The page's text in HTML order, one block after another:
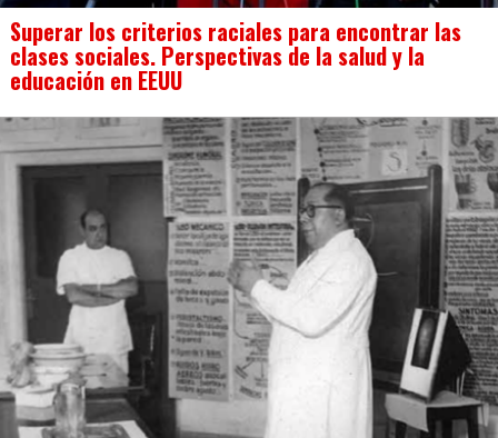
Superar los criterios raciales para encontrar las
clases sociales. Perspectivas de la salud y la
educación en EEUU